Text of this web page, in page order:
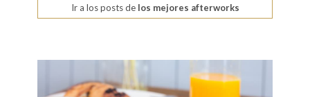
Ir a los posts delos mejores afterworks